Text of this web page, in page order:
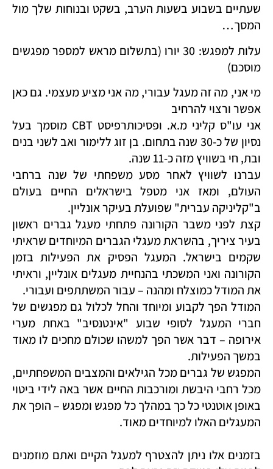
שעתיים בשבוע בשעות הערב, בשקט ובנוחות שלך מול
המסך…
עלות למפגש: 30 יורו (בתשלום מראש למספר מפגשים
מוסכם)
מי אני, מה זה מעגל עבורי, מה אני מציע מעצמי. גם כאן
אפשר ורצוי להרחיב
אני עו"ס קליני מ.א. ופסיכותרפיסט CBT מוסמך בעל
נסיון של כ-30 שנה בתחום. בן זוג ללימור ואב לשני בנים
ובת, חי בשוויץ מזה כ-11 שנה.
עברנו לשוויץ לאחר מסע משפחתי של שנה ברחבי
העולם, ומאז אני מטפל בישראלים החיים בעולם
ב"קליניקה עברית" שפועלת בעיקר אונליין.
קצת לפני משבר הקורונה פתחתי מעגל גברים ראשון
בעיר ציריך, בהשראת מעגלי הגברים המיוחדים שראיתי
שקמים בישראל. המעגל הפסיק את הפעילות בזמן
הקורונה ואני המשכתי בהנחיית מעגלים אונליין, וראיתי
את המודל כמוצלח ומהנה – עבור המשתתפים ועבורי.
המודל הפך לקבוע ומיוחד והחל לכלול גם מפגשים של
חברי המעגל לסופי שבוע "אינטנסיב" באחת מערי
אירופה – דבר אשר הפך למשהו שכולם מחכים לו מאוד
במשך הפעילות.
המפגש של גברים מכל הגילאים והמצבים המשפחתיים,
מכל רחבי היבשת ומורכבות החיים אשר באה לידי ביטוי
באופן אוטנטי כל כך במהלך כל מפגש ומפגש – הופך את
המעגלים האלו למיוחדים מאוד.
בזמנים אלו ניתן להצטרף למעגל הקיים ואתם מוזמנים